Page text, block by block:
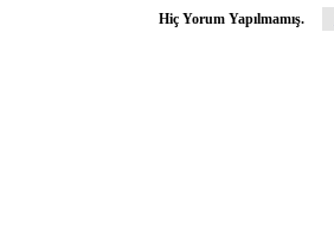
Hiç Yorum Yapılmamış.